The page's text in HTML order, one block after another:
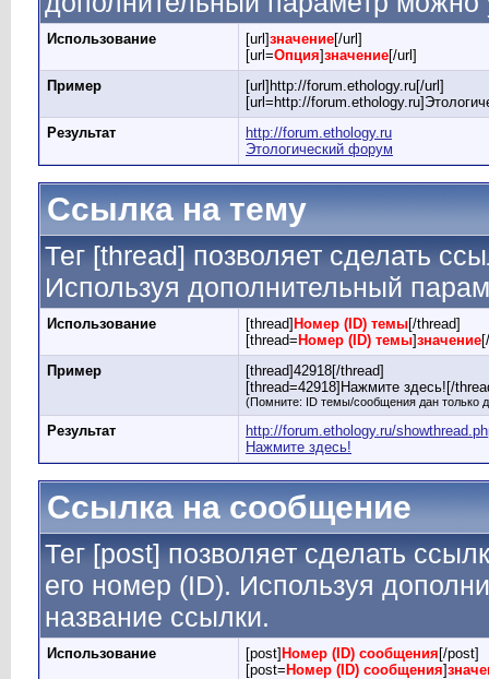
Использование [url]значение[/url]
[url=Опция]значение[/url]
Пример
[url]http://forum.ethology.ru[/url]
[url=http://
Результат
http://forum.ethology.ru
Этологический форум
Ссылка на тему
Тег [thread] позволяет сделать
Используя дополнительный
Использование [thread] Номер (ID) темы[/thread]
[thread= Номер (ID) темы]значение
Пример
[thread]42918[/thread]
[thread=42918]Нажмите здесь![/
(Помните: ID темы/сообщения дан только
Результат
http://forum.ethology.ru/
Нажмите здесь!
Ссылка на сообщение
Тег [post] позволяет сделать
его номер (ID). Используя
название ссылки.
Использование [post] Номер (ID) сообщения [/post]
[post= Номер (ID) сообщения]